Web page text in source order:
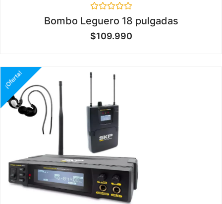
en
0
de
Bombo Leguero 18 pulgadas
$109.990
¡Oferta!